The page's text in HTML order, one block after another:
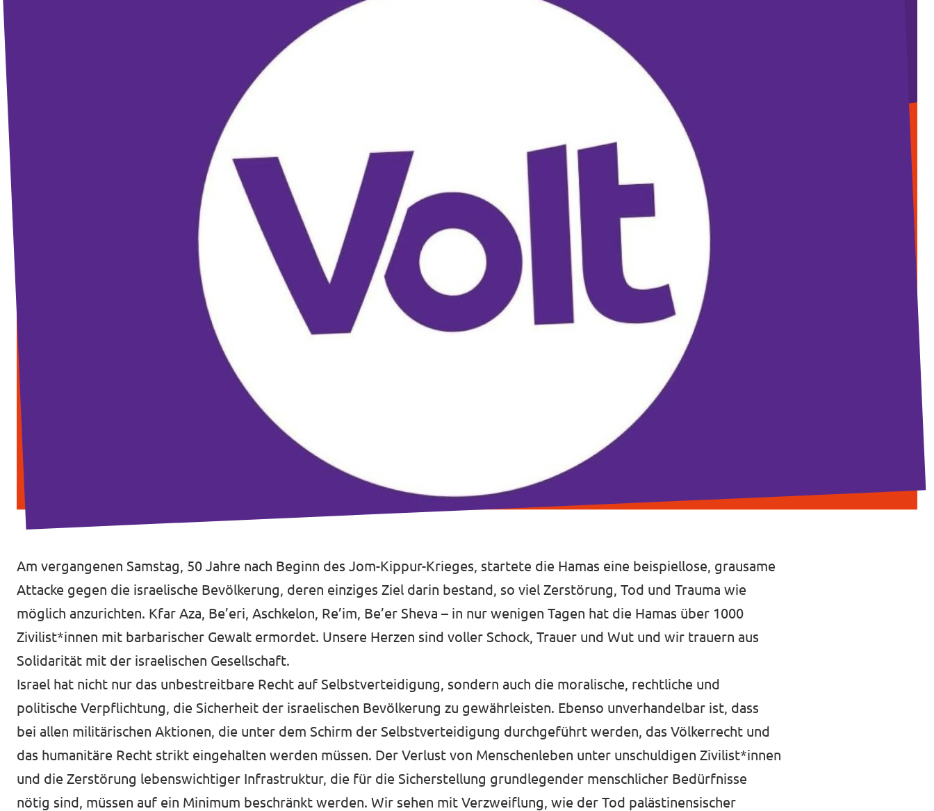
Transparenz
Datenschutz
Impressum
Am vergangenen Samstag, 50 Jahre nach Beginn des Jom-Kippur-Krieges, startete die Hamas eine beispiellose, grausame
Attacke gegen die israelische Bevölkerung, deren einziges Ziel darin bestand, so viel Zerstörung, Tod und Trauma wie
möglich anzurichten. Kfar Aza, Be’eri, Aschkelon, Re’im, Be’er Sheva – in nur wenigen Tagen hat die Hamas über 1000
Zivilist*innen mit barbarischer Gewalt ermordet. Unsere Herzen sind voller Schock, Trauer und Wut und wir trauern aus
Solidarität mit der israelischen Gesellschaft.
Israel hat nicht nur das unbestreitbare Recht auf Selbstverteidigung, sondern auch die moralische, rechtliche und
politische Verpflichtung, die Sicherheit der israelischen Bevölkerung zu gewährleisten. Ebenso unverhandelbar ist, dass
bei allen militärischen Aktionen, die unter dem Schirm der Selbstverteidigung durchgeführt werden, das Völkerrecht und
das humanitäre Recht strikt eingehalten werden müssen. Der Verlust von Menschenleben unter unschuldigen Zivilist*innen
und die Zerstörung lebenswichtiger Infrastruktur, die für die Sicherstellung grundlegender menschlicher Bedürfnisse
nötig sind, müssen auf ein Minimum beschränkt werden. Wir sehen mit Verzweiflung, wie der Tod palästinensischer